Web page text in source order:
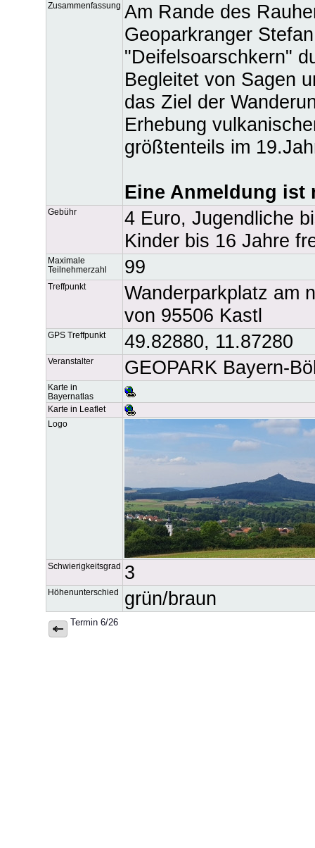
Zusammenfassung Am Rande des
Geoparkranger
"Deifelsoarschkern"
Begleitet von Sagen
das Ziel der
Erhebung
größtenteils im
Eine Anmeldung
Gebühr
4 Euro, Jugendliche
Kinder bis 16 Jahre
Maximale
Teilnehmerzahl
99
Treffpunkt
Wanderparkplatz am
von 95506 Kastl
GPS Treffpunkt 49.82880, 11.87280
Veranstalter GEOPARK Bayern-
Karte in
Bayernatlas
Karte in Leaflet
Logo
Schwierigkeitsgrad 3
Höhenunterschied grün/braun
Termin 6/26